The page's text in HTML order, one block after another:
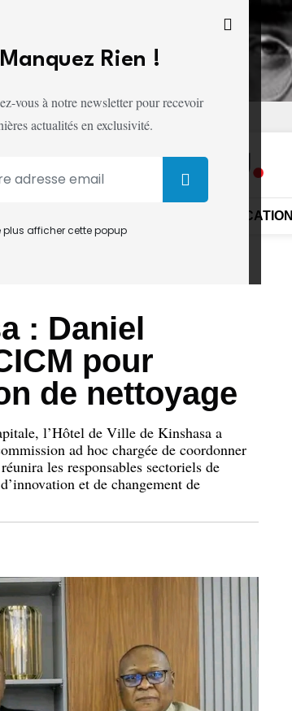
Rien !
vous à notre newsletter pour recevoir
actualités en exclusivité.
plus afficher cette popup
ÉDUCATION
: Daniel
pour
de nettoyage
l’Hôtel de Ville de Kinshasa a
ad hoc chargée de coordonner
les responsables sectoriels de
et de changement de